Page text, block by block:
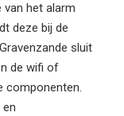
van het alarm
deze bij de
sluit
de wifi of
componenten.